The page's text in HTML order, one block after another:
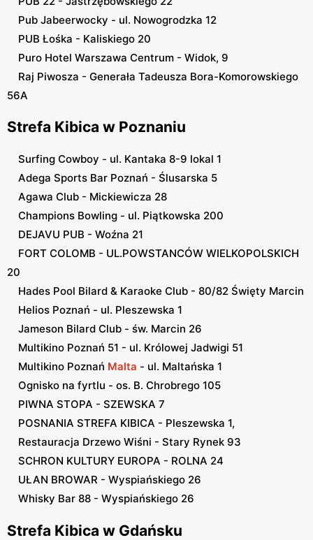
Pub Jabeerwocky - ul. Nowogrodzka 12
PUB Łośka - Kaliskiego 20
Puro Hotel Warszawa Centrum - Widok, 9
Raj Piwosza - Generała Tadeusza Bora-Komorowskiego
56A
Strefa Kibica w Poznaniu
Surfing Cowboy - ul. Kantaka 8-9 lokal 1
Adega Sports Bar Poznań - Ślusarska 5
Agawa Club - Mickiewicza 28
Champions Bowling - ul. Piątkowska 200
DEJAVU PUB - Woźna 21
FORT COLOMB - UL.POWSTANCÓW WIELKOPOLSKICH
20
Hades Pool Bilard & Karaoke Club - 80/82 Święty Marcin
Helios Poznań - ul. Pleszewska 1
Jameson Bilard Club - św. Marcin 26
Multikino Poznań 51 - ul. Królowej Jadwigi 51
Multikino Poznań Malta - ul. Maltańska 1
Ognisko na fyrtlu - os. B. Chrobrego 105
PIWNA STOPA - SZEWSKA 7
POSNANIA STREFA KIBICA - Pleszewska 1,
Restauracja Drzewo Wiśni - Stary Rynek 93
SCHRON KULTURY EUROPA - ROLNA 24
UŁAN BROWAR - Wyspiańskiego 26
Whisky Bar 88 - Wyspiańskiego 26
Strefa Kibica w Gdańsku